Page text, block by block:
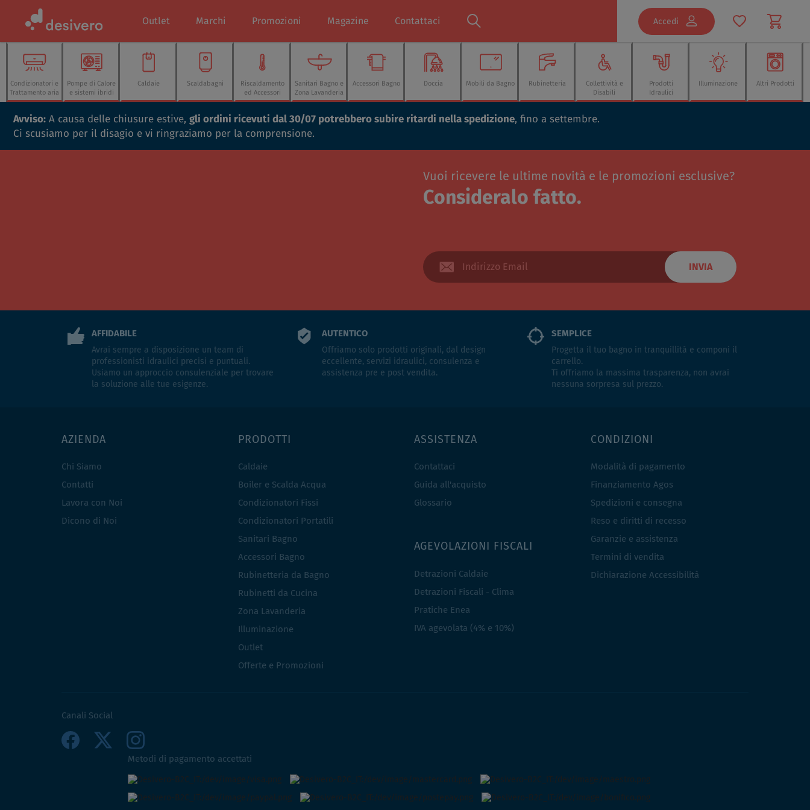
Outlet Marchi Promozioni Magazine Contattaci Accedi
Condizionatori e
Trattamento aria
Pompe di Calore
e sistemi ibridi
Caldaie Scaldabagni
Riscaldamento
ed Accessori
Sanitari Bagno e
Zona Lavanderia
Accessori Bagno Doccia Mobili da Bagno Rubinetteria
Collettività e
Disabili
Prodotti
Idraulici
Illuminazione Altri Prodotti
Avviso: A causa delle chiusure estive, gli ordini ricevuti dal 30/07 potrebbero subire ritardi nella spedizione, fino a settembre.
Ci scusiamo per il disagio e vi ringraziamo per la comprensione.
Vuoi ricevere le ultime novità e le promozioni esclusive?
Consideralo fatto.
INVIA
AFFIDABILE
Avrai sempre a disposizione un team di
professionisti idraulici precisi e puntuali.
Usiamo un approccio consulenziale per trovare
la soluzione alle tue esigenze.
AUTENTICO
Offriamo solo prodotti originali, dal design
eccellente, servizi idraulici, consulenza e
assistenza pre e post vendita.
SEMPLICE
Progetta il tuo bagno in tranquillità e componi il
carrello.
Ti offriamo la massima trasparenza, non avrai
nessuna sorpresa sul prezzo.
AZIENDA
Chi Siamo
Contatti
Lavora con Noi
Dicono di Noi
PRODOTTI
Caldaie
Boiler e Scalda Acqua
Condizionatori Fissi
Condizionatori Portatili
Sanitari Bagno
Accessori Bagno
Rubinetteria da Bagno
Rubinetti da Cucina
Zona Lavanderia
Illuminazione
Outlet
Offerte e Promozioni
ASSISTENZA
Contattaci
Guida all'acquisto
Glossario
AGEVOLAZIONI FISCALI
Detrazioni Caldaie
Detrazioni Fiscali - Clima
Pratiche Enea
IVA agevolata (4% e 10%)
CONDIZIONI
Modalità di pagamento
Finanziamento Agos
Spedizioni e consegna
Reso e diritti di recesso
Garanzie e assistenza
Termini di vendita
Dichiarazione Accessibilità
Canali Social
Metodi di pagamento accettati